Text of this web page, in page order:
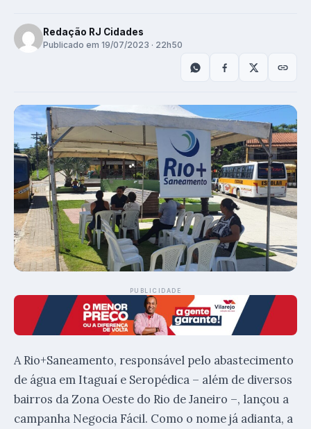
Redação RJ Cidades
Publicado em 19/07/2023 · 22h50
PUBLICIDADE
A Rio+Saneamento, responsável pelo abastecimento
de água em Itaguaí e Seropédica – além de diversos
bairros da Zona Oeste do Rio de Janeiro –, lançou a
campanha Negocia Fácil. Como o nome já adianta, a